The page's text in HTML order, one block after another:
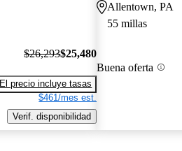
$26,293$25,480
El precio incluye tasas
$461/mes est.
Verif. disponibilidad
Allentown, PA
55 millas
Buena oferta